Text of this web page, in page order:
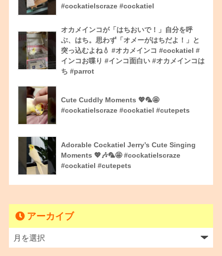
#cockatielscraze #cockatiel
オカメインコが「はちおいで！」自分を呼
ぶ、はち。思わず「オメーがはちだよ！」と
突っ込むよね💧 #オカメインコ #cockatiel #
インコお喋り #インコ面白い #オカメインコは
ち #parrot
Cute Cuddly Moments 💖🦜🤩
#cockatielscraze #cockatiel #cutepets
Adorable Cockatiel Jerry’s Cute Singing
Moments 💖🎶🦜🤩 #cockatielscraze
#cockatiel #cutepets
アーカイブ